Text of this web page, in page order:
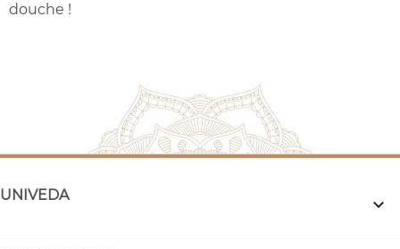
douche !
UNIVEDA 